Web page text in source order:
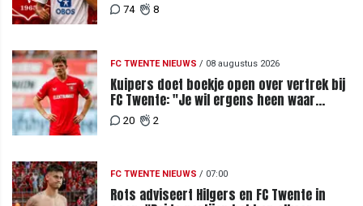
74 8
FC TWENTE NIEUWS / 08 augustus 2026
Kuipers doet boekje open over vertrek bij
FC Twente: "Je wil ergens heen waar
mensen je waarderen"
20 2
FC TWENTE NIEUWS / 07:00
Rots adviseert Hilgers en FC Twente in